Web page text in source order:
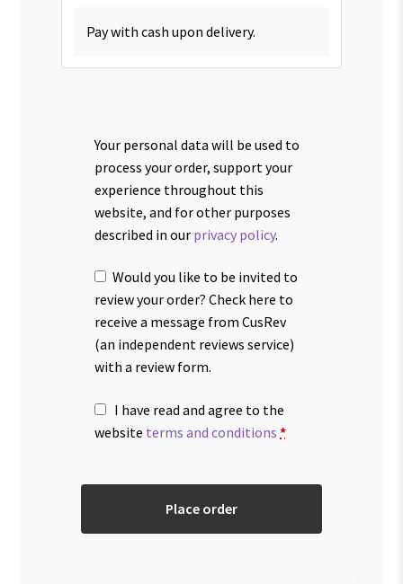
Pay with cash upon delivery.
Your personal data will be used to
process your order, support your
experience throughout this
website, and for other purposes
described in our privacy policy.
Would you like to be invited to
review your order? Check here to
receive a message from CusRev
(an independent reviews service)
with a review form.
I have read and agree to the
website terms and conditions *
Place order